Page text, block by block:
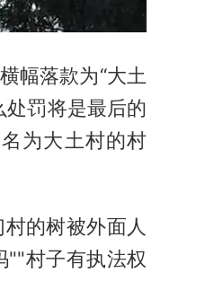
幅落款为“大土
处罚将是最后的
为大土村的村
的树被外面人
""村子有执法权